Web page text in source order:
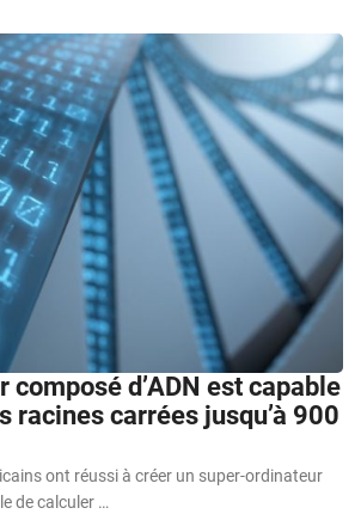
composé d’ADN est capable
racines carrées jusqu’à 900
ont réussi à créer un super-ordinateur
de calculer …